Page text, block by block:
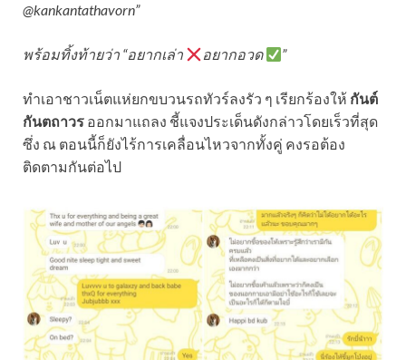
@kankantathavorn”
พร้อมทิ้งท้ายว่า “อยากเล่า อยากอวด ”
ทำเอาชาวเน็ตแห่ยกขบวนรถทัวร์ลงรัว ๆ เรียกร้องให้ กันต์
กันตถาวร ออกมาแถลง ชี้แจงประเด็นดังกล่าวโดยเร็วที่สุด
ซึ่ง ณ ตอนนี้ก็ยังไร้การเคลื่อนไหวจากทั้งคู่ คงรอต้อง
ติดตามกันต่อไป